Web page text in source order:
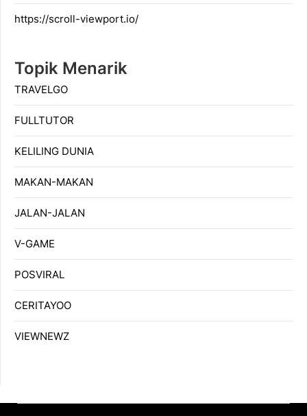
https://scroll-viewport.io/
Topik Menarik
TRAVELGO
FULLTUTOR
KELILING DUNIA
MAKAN-MAKAN
JALAN-JALAN
V-GAME
POSVIRAL
CERITAYOO
VIEWNEWZ